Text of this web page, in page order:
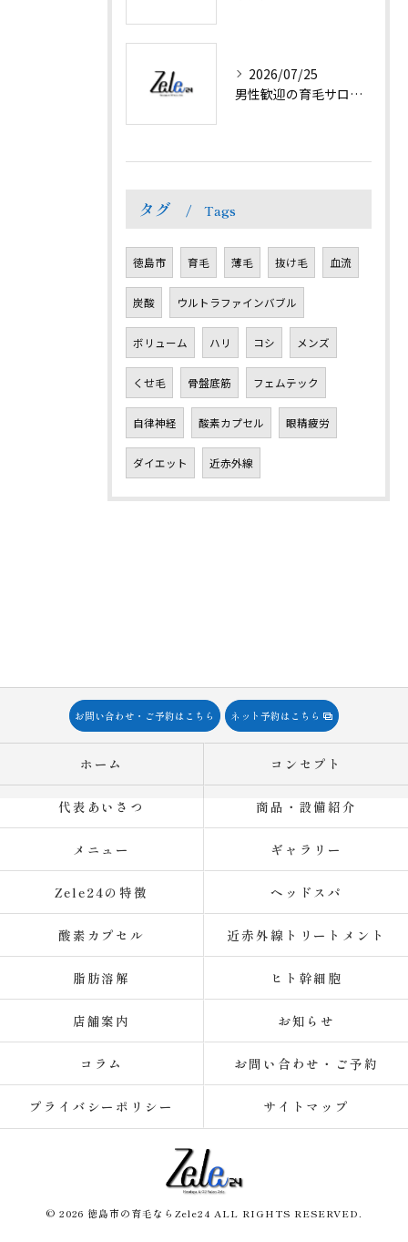
2026/07/25
男性歓迎の育毛サロンで抜け毛対策と髪ボリューム回復
タグ Tags
徳島市 育毛 薄毛 抜け毛 血流
炭酸 ウルトラファインバブル
ボリューム ハリ コシ メンズ
くせ毛 骨盤底筋 フェムテック
自律神経 酸素カプセル 眼精疲労
ダイエット 近赤外線
お問い合わせ・ご予約はこちら ネット予約はこちら
ホーム コンセプト
代表あいさつ 商品・設備紹介
メニュー ギャラリー
Zele24の特徴 ヘッドスパ
酸素カプセル 近赤外線トリートメント
脂肪溶解 ヒト幹細胞
店舗案内 お知らせ
コラム お問い合わせ・ご予約
プライバシーポリシー サイトマップ
© 2026 徳島市の育毛ならZele24 ALL RIGHTS RESERVED.